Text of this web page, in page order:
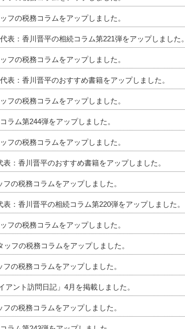
フの税務コラムをアップしました。
表：香川晋平の相続コラム第221弾をアップしました。
フの税務コラムをアップしました。
表：香川晋平のおすすめ書籍をアップしました。
フの税務コラムをアップしました。
ラム第244弾をアップしました。
フの税務コラムをアップしました。
：香川晋平のおすすめ書籍をアップしました。
の税務コラムをアップしました。
：香川晋平の相続コラム第220弾をアップしました。
フの税務コラムをアップしました。
フの税務コラムをアップしました。
の税務コラムをアップしました。
アント訪問日記」4月を掲載しました。
の税務コラムをアップしました。